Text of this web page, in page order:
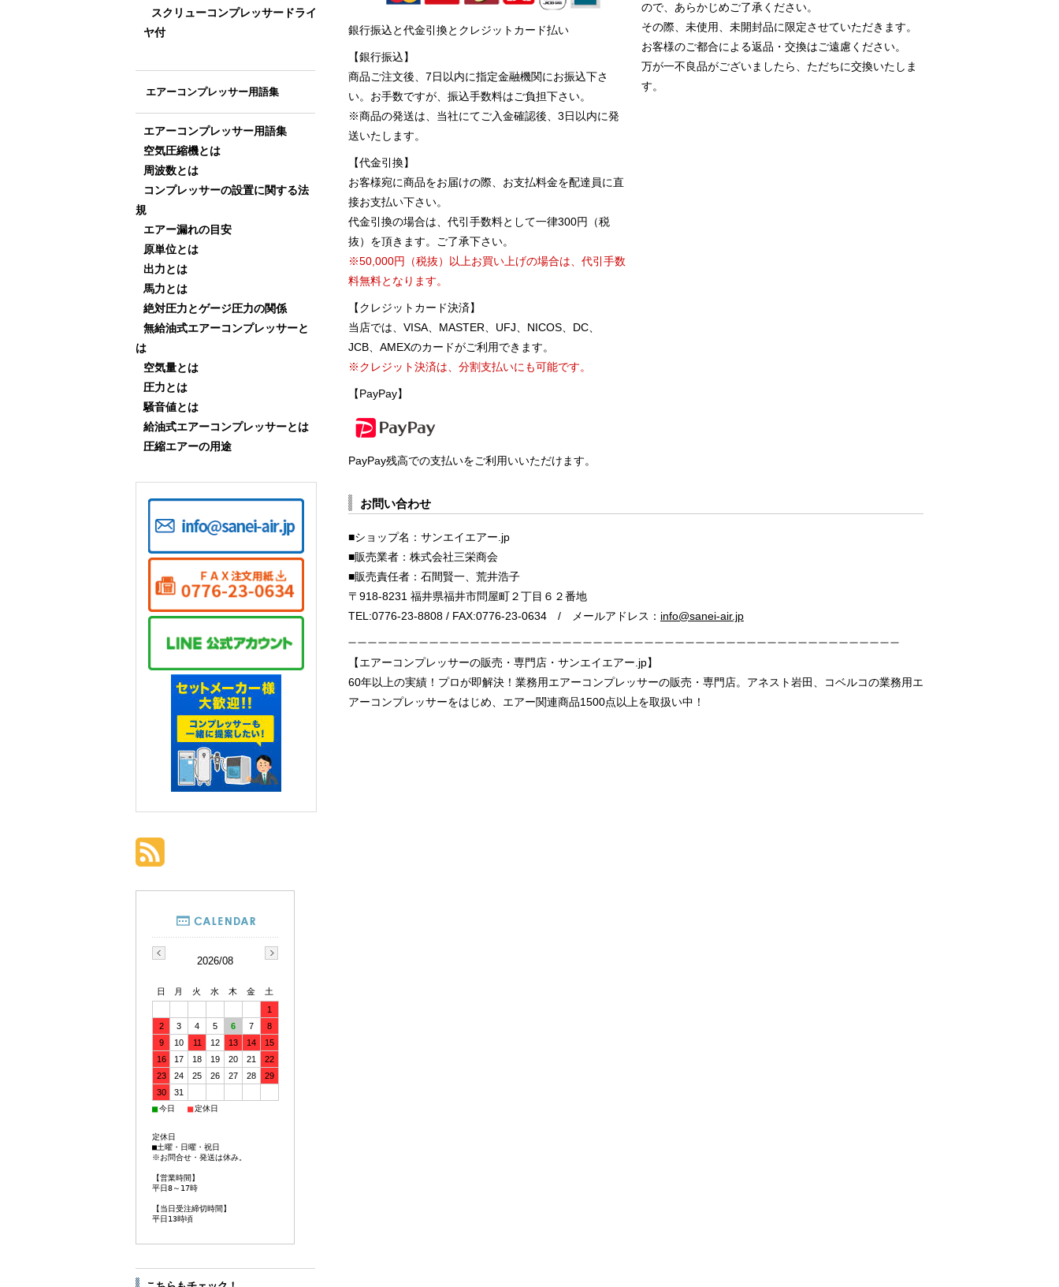
銀行振込と代金引換とクレジットカード払い
【銀行振込】
商品ご注文後、7日以内に指定金融機関にお振込下さ
い。お手数ですが、振込手数料はご負担下さい。
※商品の発送は、当社にてご入金確認後、3日以内に発
送いたします。
【代金引換】
お客様宛に商品をお届けの際、お支払料金を配達員に直
接お支払い下さい。
代金引換の場合は、代引手数料として一律300円（税
抜）を頂きます。ご了承下さい。
※50,000円（税抜）以上お買い上げの場合は、代引手数
料無料となります。
【クレジットカード決済】
当店では、VISA、MASTER、UFJ、NICOS、DC、
JCB、AMEXのカードがご利用できます。
※クレジット決済は、分割支払いにも可能です。
【PayPay】
PayPay残高での支払いをご利用いいただけます。
ので、あらかじめご了承ください。
その際、未使用、未開封品に限定させていただきます。
お客様のご都合による返品・交換はご遠慮ください。
万が一不良品がございましたら、ただちに交換いたしま
す。
お問い合わせ
■ショップ名：サンエイエアー.jp
■販売業者：株式会社三栄商会
■販売責任者：石間賢一、荒井浩子
〒918-8231 福井県福井市問屋町２丁目６２番地
TEL:0776-23-8808 / FAX:0776-23-0634 / メールアドレス： info@sanei-air.jp
【エアーコンプレッサーの販売・専門店・サンエイエアー.jp】
60年以上の実績！プロが即解決！業務用エアーコンプレッサーの販売・専門店。アネスト岩田、コベルコの業務用エ
アーコンプレッサーをはじめ、エアー関連商品1500点以上を取扱い中！
スクリューコンプレッサードライ
ヤ付
エアーコンプレッサー用語集
エアーコンプレッサー用語集
空気圧縮機とは
周波数とは
コンプレッサーの設置に関する法
規
エアー漏れの目安
原単位とは
出力とは
馬力とは
絶対圧力とゲージ圧力の関係
無給油式エアーコンプレッサーと
は
空気量とは
圧力とは
騒音値とは
給油式エアーコンプレッサーとは
圧縮エアーの用途
2026/08
日 月 火 水 木 金
土
1
2
3 4 5 6 7
8
9
10 11 12 13 14
15
16
17 18 19 20 21
22
23
24 25 26 27 28
29
30
31
■今日 ■定休日
定休日
■土曜・日曜・祝日
※お問合せ・発送は休み。
【営業時間】
平日8～17時
【当日受注締切時間】
平日13時頃